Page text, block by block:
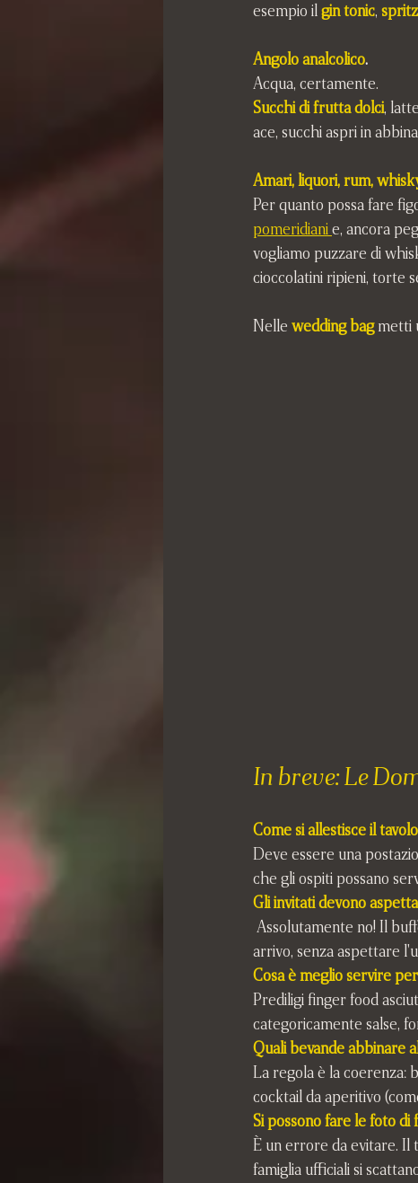
esempio il gin tonic, spritz
Angolo analcolico.
Acqua, certamente.
Succhi di frutta dolci,
ace, succhi aspri in
Amari, liquori, rum,
Per quanto possa fare
pomeridiani e, ancora
vogliamo puzzare di
cioccolatini ripieni, torte
Nelle wedding bag metti
In breve: Le
Come si allestisce il
Deve essere una
che gli ospiti possano
Gli invitati devono
arrivo, senza aspettare
Cosa è meglio servire
Prediligi finger food
categoricamente salse,
Quali bevande abbinare
La regola è la coerenza:
cocktail da aperitivo
Si possono fare le foto di
È un errore da evitare. Il
famiglia ufficiali si